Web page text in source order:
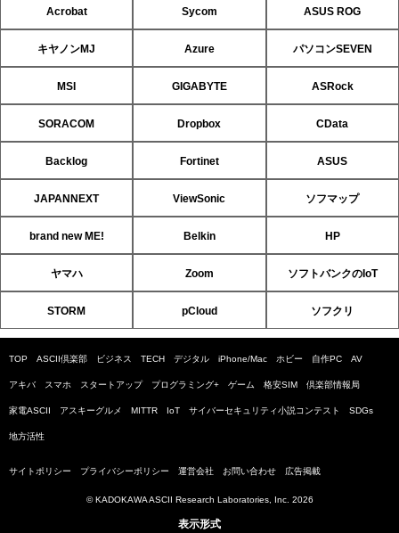
Acrobat Sycom ASUS ROG
キヤノンMJ Azure パソコンSEVEN
MSI GIGABYTE ASRock
SORACOM Dropbox CData
Backlog Fortinet ASUS
JAPANNEXT ViewSonic ソフマップ
brand new ME! Belkin HP
ヤマハ Zoom ソフトバンクのIoT
STORM pCloud ソフクリ
TOP ASCII倶楽部 ビジネス TECH デジタル iPhone/Mac ホビー 自作PC AV
アキバ スマホ スタートアップ プログラミング+ ゲーム 格安SIM 倶楽部情報局
家電ASCII アスキーグルメ MITTR IoT サイバーセキュリティ小説コンテスト SDGs
地方活性
サイトポリシー プライバシーポリシー 運営会社 お問い合わせ 広告掲載
© KADOKAWA ASCII Research Laboratories, Inc. 2026
表示形式